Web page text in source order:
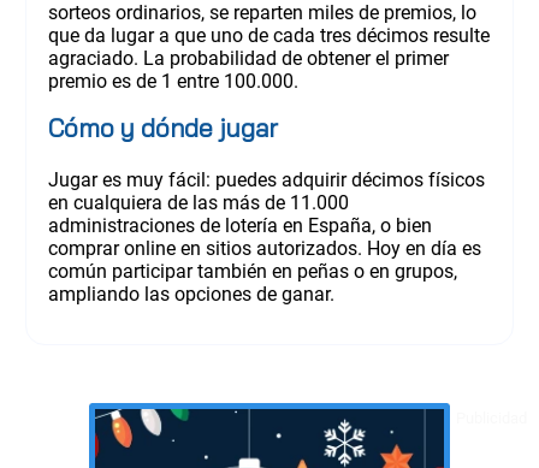
sorteos ordinarios, se reparten miles de premios, lo
que da lugar a que uno de cada tres décimos resulte
agraciado. La probabilidad de obtener el primer
premio es de 1 entre 100.000.
Cómo y dónde jugar
Jugar es muy fácil: puedes adquirir décimos físicos
en cualquiera de las más de 11.000
administraciones de lotería en España, o bien
comprar online en sitios autorizados. Hoy en día es
común participar también en peñas o en grupos,
ampliando las opciones de ganar.